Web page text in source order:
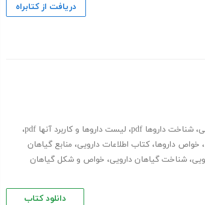
دریافت از کتابراه
، شناخت داروها pdf ، لیست داروها و کاربرد آنها pdf
،
، خواص داروها، کتاب اطلاعات دارویی، منابع گیاهان
، شناخت گیاهان دارویی، خواص و شکل گیاهان
دانلود کتاب